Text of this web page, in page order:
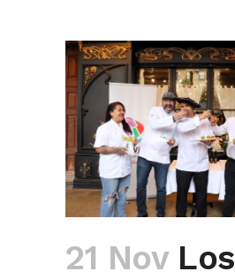
21 NovLos